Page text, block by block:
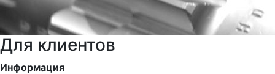
Для клиентов
Информация